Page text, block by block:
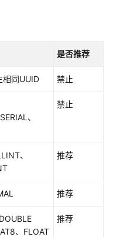
是否推荐
相同UUID 禁止
、
禁止
、
推荐
推荐
、FLOAT
推荐